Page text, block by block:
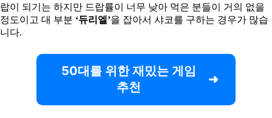
랍이 되기는 하지만 드랍률이 너무 낮아 먹은 분들이 거의 없을
정도이고 대 부분 ‘듀리엘’을 잡아서 샤코를 구하는 경우가 많습
니다.
50대를 위한 재밌는 게임
추천